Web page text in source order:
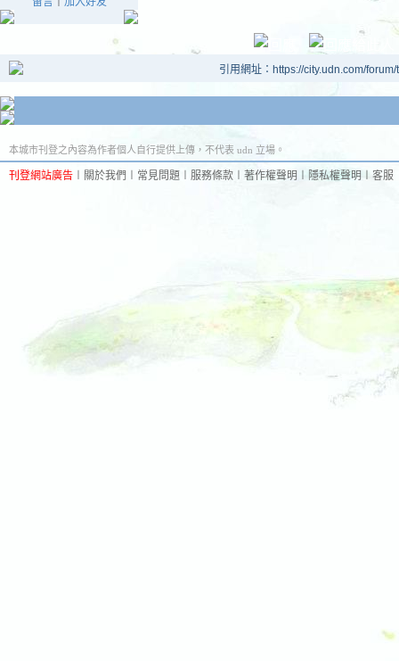
引用網址：https://city.udn.com/
本城市刊登之內容為作者個人自行提供上傳，不代表 udn 立場。
刊登網站廣告 關於我們 常見問題 服務條款 著作權聲明 隱私權聲明 客服